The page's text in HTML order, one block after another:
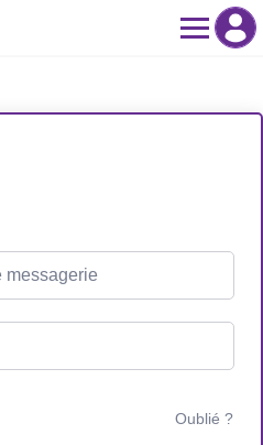
Oublié ?